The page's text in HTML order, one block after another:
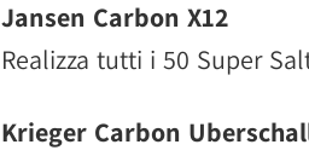
Jansen Carbon X12
Realizza tutti i 50 Super
Krieger Carbon